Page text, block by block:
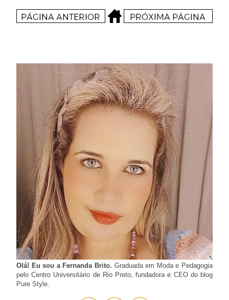
Olá! Eu sou a Fernanda Brito. Graduada em Moda e Pedagogia
pelo Centro Universitário de Rio Preto, fundadora e CEO do blog
Pure Style.